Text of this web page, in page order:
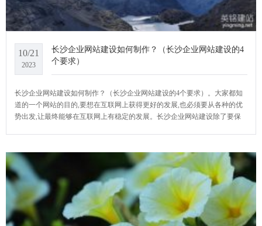
10/21
2023
长沙企业网站建设如何制作？（长沙企业网站建设的4
个要求）
长沙企业网站建设如何制作？（长沙企业网站建设的4个要求）。大家都知
道的一个网站的目的,要想在互联网上获得更好的发展,也必须要从各种的优
势出发,让最终能够在互联网上有稳定的发展。长沙企业网站建设除了要保
业网站建设如